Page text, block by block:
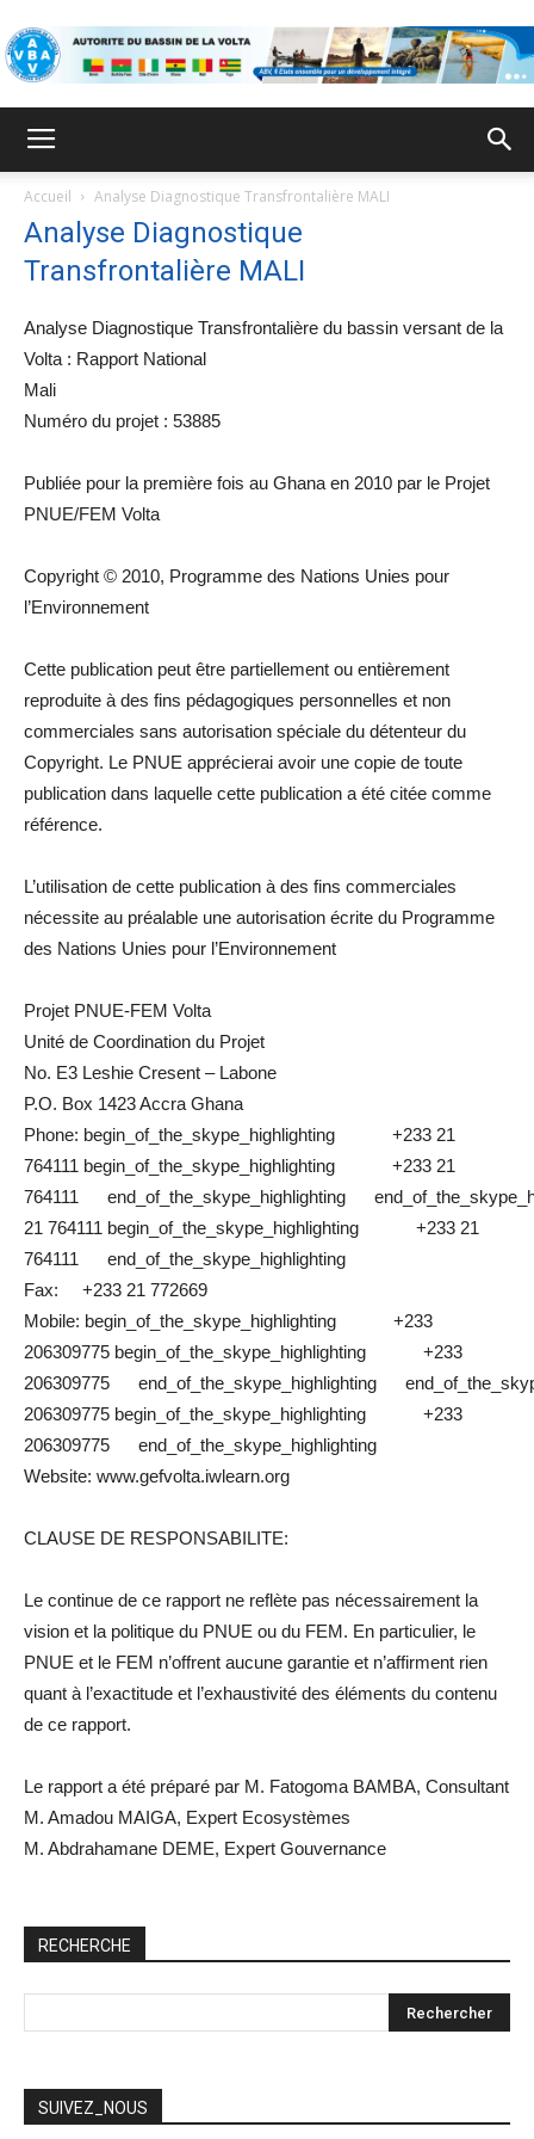
Accueil Analyse Diagnostique Transfrontalière MALI
Analyse Diagnostique
Transfrontalière MALI
Analyse Diagnostique Transfrontalière du bassin versant de la
Volta : Rapport National
Mali
Numéro du projet : 53885
Publiée pour la première fois au Ghana en 2010 par le Projet
PNUE/FEM Volta
Copyright © 2010, Programme des Nations Unies pour
l’Environnement
Cette publication peut être partiellement ou entièrement
reproduite à des fins pédagogiques personnelles et non
commerciales sans autorisation spéciale du détenteur du
Copyright. Le PNUE apprécierai avoir une copie de toute
publication dans laquelle cette publication a été citée comme
référence.
L’utilisation de cette publication à des fins commerciales
nécessite au préalable une autorisation écrite du Programme
des Nations Unies pour l’Environnement
Projet PNUE-FEM Volta
Unité de Coordination du Projet
No. E3 Leshie Cresent – Labone
P.O. Box 1423 Accra Ghana
Phone: begin_of_the_skype_highlighting +233 21
764111 begin_of_the_skype_highlighting +233 21
764111 end_of_the_skype_highlighting
21 764111 begin_of_the_skype_highlighting +233 21
764111 end_of_the_skype_highlighting
Fax: +233 21 772669
Mobile: begin_of_the_skype_highlighting +233
206309775 begin_of_the_skype_highlighting +233
206309775 end_of_the_skype_highlighting
206309775 begin_of_the_skype_highlighting +233
206309775 end_of_the_skype_highlighting
Website: www.gefvolta.iwlearn.org
CLAUSE DE RESPONSABILITE:
Le continue de ce rapport ne reflète pas nécessairement la
vision et la politique du PNUE ou du FEM. En particulier, le
PNUE et le FEM n’offrent aucune garantie et n’affirment rien
quant à l’exactitude et l’exhaustivité des éléments du contenu
de ce rapport.
Le rapport a été préparé par M. Fatogoma BAMBA, Consultant
M. Amadou MAIGA, Expert Ecosystèmes
M. Abdrahamane DEME, Expert Gouvernance
RECHERCHE
SUIVEZ_NOUS